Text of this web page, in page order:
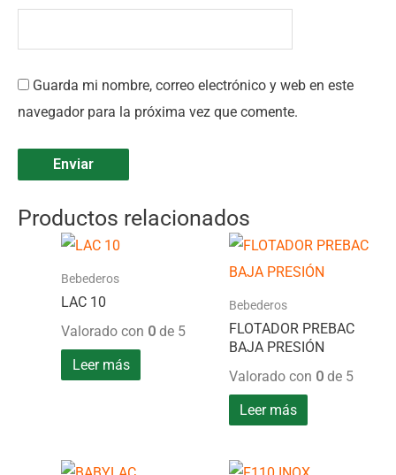
Guarda mi nombre, correo electrónico y web en este
navegador para la próxima vez que comente.
Productos relacionados
Bebederos
LAC 10
Valorado con 0 de 5
Leer más
Bebederos
FLOTADOR PREBAC
BAJA PRESIÓN
Valorado con 0de 5
Leer más